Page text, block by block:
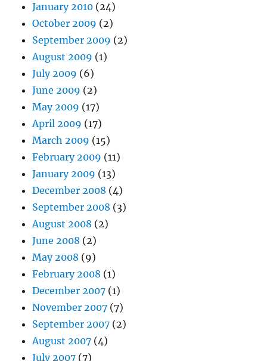
January 2010 (24)
October 2009 (2)
September 2009 (2)
August 2009 (1)
July 2009 (6)
June 2009 (2)
May 2009 (17)
April 2009 (17)
March 2009 (15)
February 2009 (11)
January 2009 (13)
December 2008 (4)
September 2008 (3)
August 2008 (2)
June 2008 (2)
May 2008 (9)
February 2008 (1)
December 2007 (1)
November 2007 (7)
September 2007 (2)
August 2007 (4)
July 2007 (7)